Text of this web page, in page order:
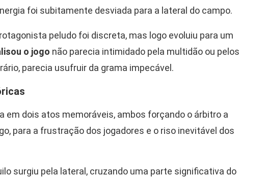
foi subitamente desviada para a lateral do campo.
peludo foi discreta, mas logo evoluiu para um
o jogo não parecia intimidado pela multidão ou pelos
parecia usufruir da grama impecável.
em dois atos memoráveis, ambos forçando o árbitro a
para a frustração dos jogadores e o riso inevitável dos
surgiu pela lateral, cruzando uma parte significativa do